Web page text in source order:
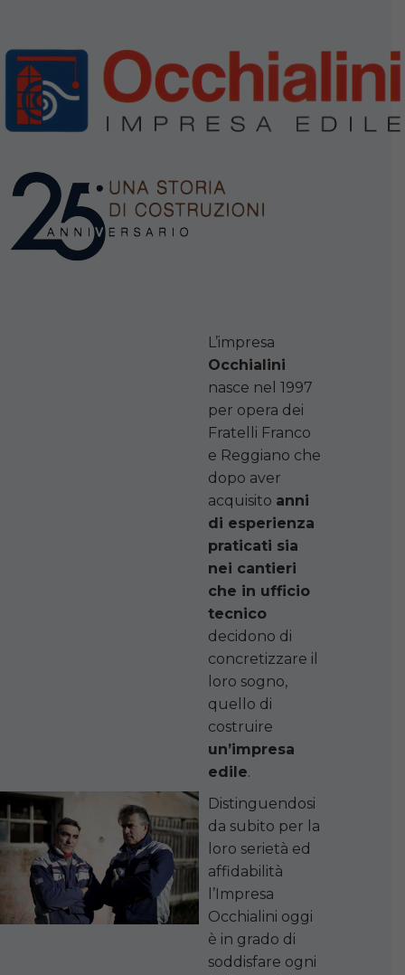
L’impresa
Occhialini
nasce nel 1997
per opera dei
Fratelli Franco
e Reggiano che
dopo aver
acquisito anni
di esperienza
praticati sia
nei cantieri
che in ufficio
tecnico
decidono di
concretizzare il
loro sogno,
quello di
costruire
un’impresa
edile.
Distinguendosi
da subito per la
loro serietà ed
affidabilità
l’Impresa
Occhialini oggi
è in grado di
soddisfare ogni